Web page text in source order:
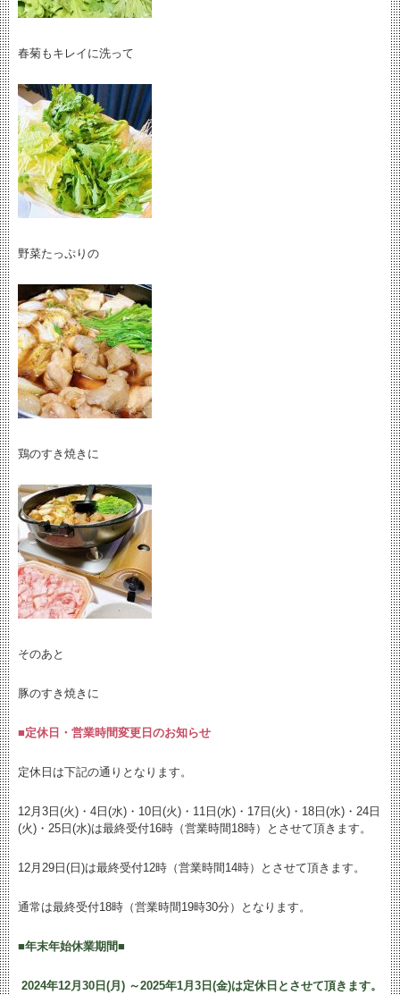
春菊もキレイに洗って
野菜たっぷりの
鶏のすき焼きに
そのあと
豚のすき焼きに
■定休日・営業時間変更日のお知らせ
定休日は下記の通りとなります。
12月3日(火)・4日(水)・10日(火)・11日(水)・17日(火)・18日(水)・24日
(火)・25日(水)は最終受付16時（営業時間18時）とさせて頂きます。
12月29日(日)は最終受付12時（営業時間14時）とさせて頂きます。
通常は最終受付18時（営業時間19時30分）となります。
■年末年始休業期間■
2024年12月30日(月) ～2025年1月3日(金)は定休日とさせて頂きます。